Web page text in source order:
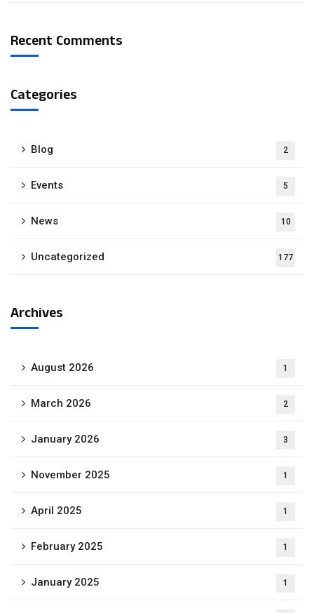
Recent Comments
Categories
Blog 2
Events 5
News 10
Uncategorized 177
Archives
August 2026 1
March 2026 2
January 2026 3
November 2025 1
April 2025 1
February 2025 1
January 2025 1